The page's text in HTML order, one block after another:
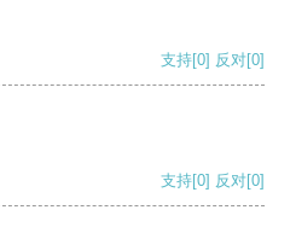
支持[0] 反对[0]
支持[0] 反对[0]